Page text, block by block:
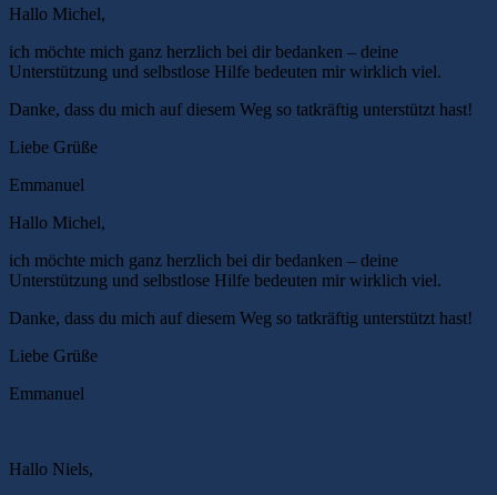
Hallo Michel,
ich möchte mich ganz herzlich bei dir bedanken – deine
Unterstützung und selbstlose Hilfe bedeuten mir wirklich viel.
Danke, dass du mich auf diesem Weg so tatkräftig unterstützt hast!
Liebe Grüße
Emmanuel
Hallo Michel,
ich möchte mich ganz herzlich bei dir bedanken – deine
Unterstützung und selbstlose Hilfe bedeuten mir wirklich viel.
Danke, dass du mich auf diesem Weg so tatkräftig unterstützt hast!
Liebe Grüße
Emmanuel
Hallo Niels,